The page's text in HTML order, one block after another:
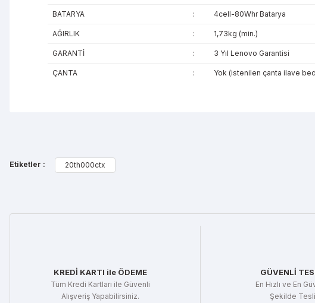
BATARYA : 4cell-80Whr Batarya
AĞIRLIK : 1,73kg (min.)
GARANTİ : 3 Yıl Lenovo Garantisi
ÇANTA : Yok (istenilen çanta ilave
Ürün resmi kalitesiz, bozuk veya görüntülenemiyor.
Etiketler : 20th000ctx
KREDİ KARTI ile ÖDEME
Tüm Kredi Kartları ile Güvenli
Alışveriş Yapabilirsiniz.
GÜVENLİ
En Hızlı ve En
Şekilde